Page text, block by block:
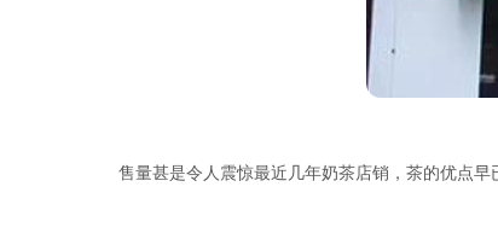
售量甚是令人震惊最近几年奶茶店销，茶的优点